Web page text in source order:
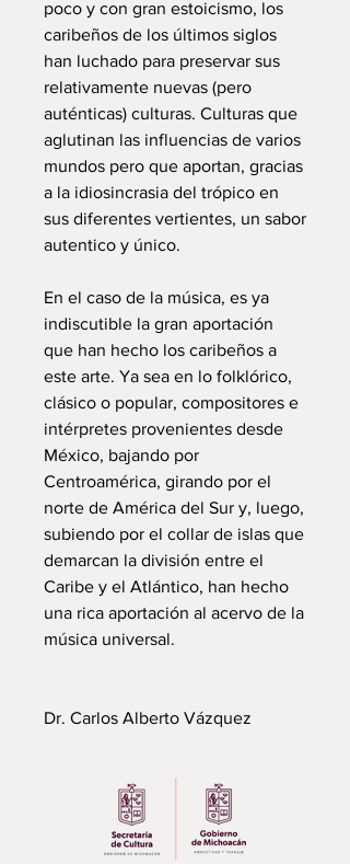
poco y con gran estoicismo, los
caribeños de los últimos siglos
han luchado para preservar sus
relativamente nuevas (pero
auténticas) culturas. Culturas que
aglutinan las influencias de varios
mundos pero que aportan, gracias
a la idiosincrasia del trópico en
sus diferentes vertientes, un sabor
autentico y único.
En el caso de la música, es ya
indiscutible la gran aportación
que han hecho los caribeños a
este arte. Ya sea en lo folklórico,
clásico o popular, compositores e
intérpretes provenientes desde
México, bajando por
Centroamérica, girando por el
norte de América del Sur y, luego,
subiendo por el collar de islas que
demarcan la división entre el
Caribe y el Atlántico, han hecho
una rica aportación al acervo de la
música universal.
Dr. Carlos Alberto Vázquez